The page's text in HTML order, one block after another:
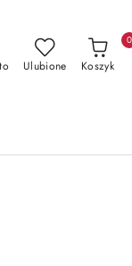
Ulubione Koszyk
0